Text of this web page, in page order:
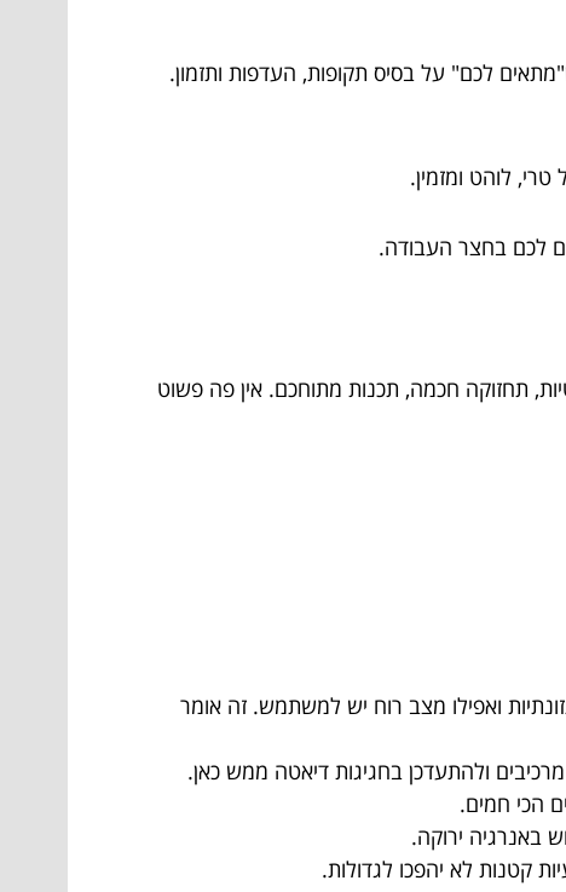
לכם" על בסיס תקופות, העדפות ותזמון.
לוהט ומזמין.
לכם בחצר העבודה.
תחזוקה חכמה, תכנות מתוחכם. אין פה פשוט
ואפילו מצב רוח יש למשתמש. זה אומר
ולהתעדכן בחגיגות דיאטה ממש כאן.
הכי חמים.
באנרגיה ירוקה.
קטנות לא יהפכו לגדולות.